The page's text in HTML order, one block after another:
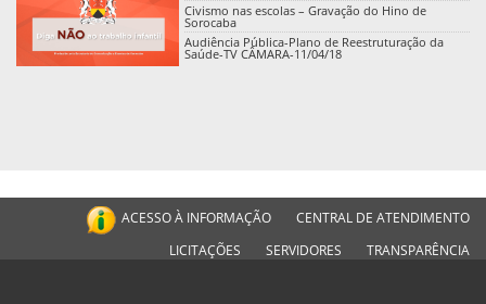
Civismo nas escolas – Gravação do Hino de
Sorocaba
Audiência Pública-Plano de Reestruturação da
Saúde-TV CÂMARA-11/04/18
ACESSO À INFORMAÇÃO
CENTRAL DE ATENDIMENTO
LICITAÇÕES
SERVIDORES TRANSPARÊNCIA